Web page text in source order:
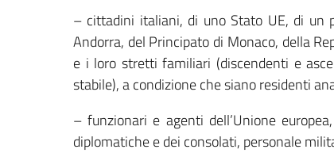
– cittadini italiani, di uno Stato UE, di un
Andorra, del Principato di Monaco, della
e i loro stretti familiari (discendenti e
stabile), a condizione che siano residenti
– funzionari e agenti dell’Unione
diplomatiche e dei consolati, personale